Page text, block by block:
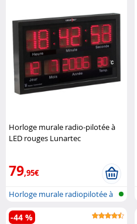
Horloge murale radio-pilotée à
LED rouges Lunartec
79,95€
Horloge murale radiopilotée à
LED a..
-44 %